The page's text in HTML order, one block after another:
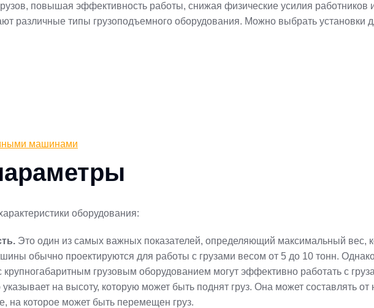
повышая эффективность работы, снижая физические усилия работников
различные типы грузоподъемного оборудования. Можно выбрать установки
машинами
оборудования:
Это один из самых важных показателей, определяющий максимальный вес,
обычно проектируются для работы с грузами весом от 5 до 10 тонн.
крупногабаритным грузовым оборудованием могут эффективно работать с
на высоту, которую может быть поднят груз. Она может составлять от
на которое может быть перемещен груз.